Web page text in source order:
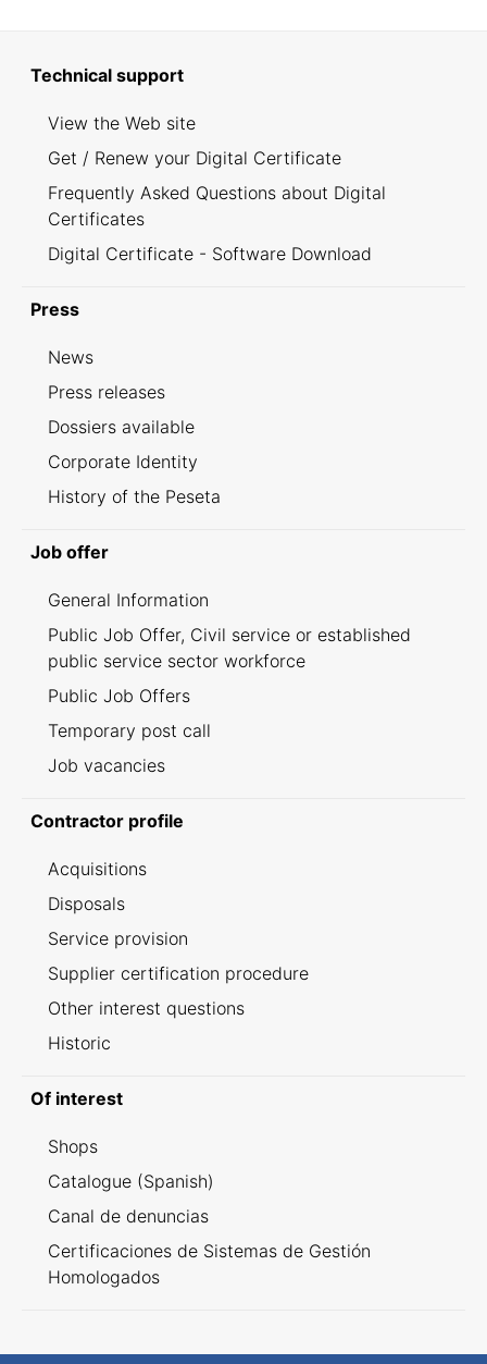
Technical support
View the Web site
Get / Renew your Digital Certificate
Frequently Asked Questions about Digital
Certificates
Digital Certificate - Software Download
Press
News
Press releases
Dossiers available
Corporate Identity
History of the Peseta
Job offer
General Information
Public Job Offer, Civil service or established
public service sector workforce
Public Job Offers
Temporary post call
Job vacancies
Contractor profile
Acquisitions
Disposals
Service provision
Supplier certification procedure
Other interest questions
Historic
Of interest
Shops
Catalogue (Spanish)
Canal de denuncias
Certificaciones de Sistemas de Gestión
Homologados